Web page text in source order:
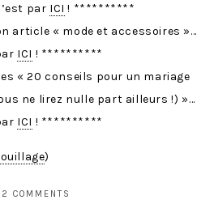
par ICI ! **********
article « mode et accessoires »…
ICI ! **********
« 20 conseils pour un mariage
ne lirez nulle part ailleurs !) »…
ICI ! **********
)
COMMENTS